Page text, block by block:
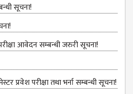
सूचना!
आवेदन सम्बन्धी जरुरी सूचना!
प्रवेश परीक्षा तथा भर्ना सम्बन्धी सूचना!